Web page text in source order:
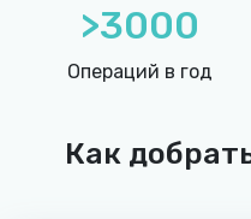
>3000
Операций в год
Как